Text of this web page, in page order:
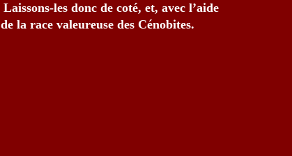
les donc de coté, et, avec l’aide
la race valeureuse des Cénobites.